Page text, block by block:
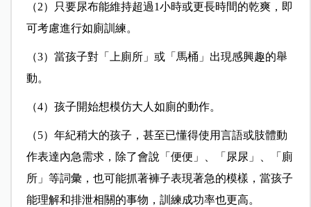
（2）只要尿布能維持超過1小時或更長時間的乾爽，即
可考慮進行如廁訓練。
（3）當孩子對「上廁所」或「馬桶」出現感興趣的舉
動。
（4）孩子開始想模仿大人如廁的動作。
（5）年紀稍大的孩子，甚至已懂得使用言語或肢體動
作表達內急需求，除了會說「便便」、「尿尿」、「廁
所」等詞彙，也可能抓著褲子表現著急的模樣，當孩子
能理解和排泄相關的事物，訓練成功率也更高。